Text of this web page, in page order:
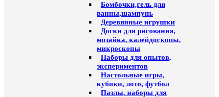
Бомбочки,гель для
ванны,шампунь
Деревянные игрушки
Доски для рисования,
мозайка, калейдоскопы,
микроскопы
Наборы для опытов,
экспериментов
Настольные игры,
кубики, лото, футбол
Пазлы, наборы для